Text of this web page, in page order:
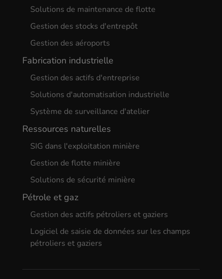
Solutions de maintenance de flotte
Gestion des stocks d'entrepôt
Gestion des aéroports
Fabrication industrielle
Gestion des actifs d'entreprise
Solutions d'automatisation industrielle
Système de surveillance d'atelier
Ressources naturelles
SIG dans l'exploitation minière
Gestion de flotte minière
Solutions de sécurité minière
Pétrole et gaz
Gestion des actifs pétroliers et gaziers
Logiciel de saisie de données sur les champs
pétroliers et gaziers